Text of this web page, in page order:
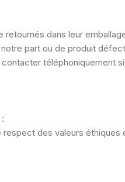
dans leur
part ou de produit
téléphoniquement
des valeurs éthiques